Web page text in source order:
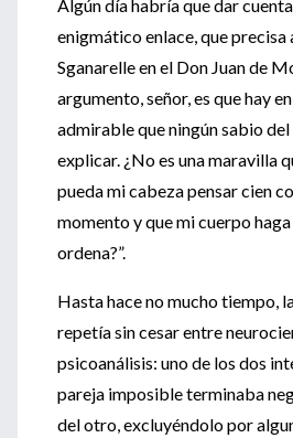
Algún día habría que dar
enigmático enlace, que precisa
Sganarelle en el Don Juan de
argumento, señor, es que hay
admirable que ningún sabio
explicar. ¿No es una maravilla
pueda mi cabeza pensar cien
momento y que mi cuerpo
ordena?”.
Hasta hace no mucho tiempo,
repetía sin cesar entre
psicoanálisis: uno de los dos
pareja imposible terminaba
del otro, excluyéndolo por